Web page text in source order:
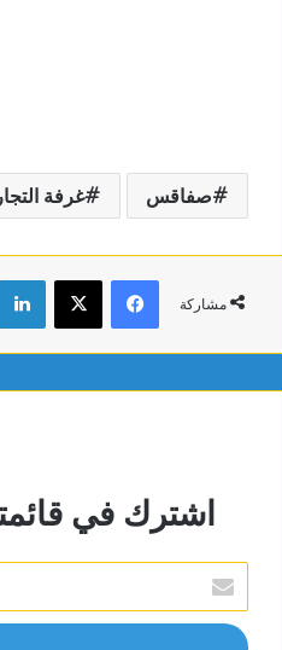
صفاقس غرفة
مشاركة
فيسبوكX
اشترك في
بريدك
الإلكتروني